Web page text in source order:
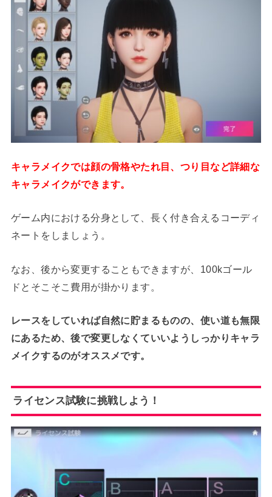
キャラメイクでは顔の骨格やたれ目、つり目など詳細な
キャラメイクができます。
ゲーム内における分身として、長く付き合えるコーディ
ネートをしましょう。
なお、後から変更することもできますが、100kゴール
ドとそこそこ費用が掛かります。
レースをしていれば自然に貯まるものの、使い道も無限
にあるため、後で変更しなくていいようしっかりキャラ
メイクするのがオススメです。
ライセンス試験に挑戦しよう！